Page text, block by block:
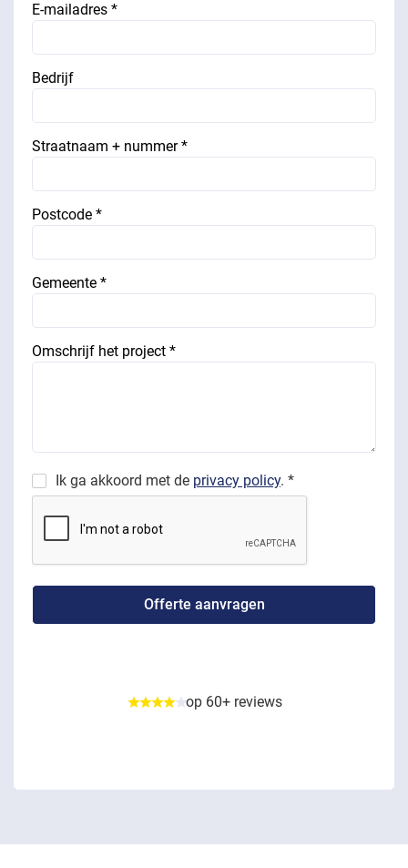
E-mailadres *
Bedrijf
Straatnaam + nummer *
Postcode *
Gemeente *
Omschrijf het project *
Ik ga akkoord met de privacy policy. *
op 60+ reviews